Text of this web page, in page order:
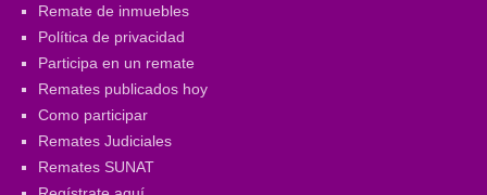
Remate de inmuebles
Política de privacidad
Participa en un remate
Remates publicados hoy
Como participar
Remates Judiciales
Remates SUNAT